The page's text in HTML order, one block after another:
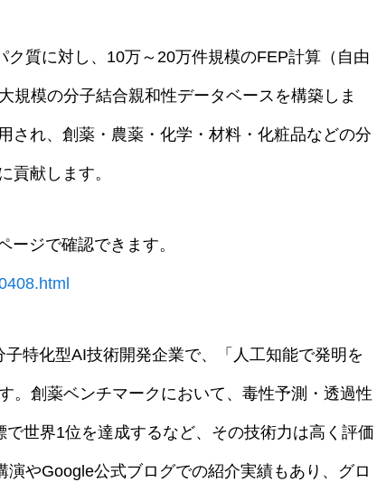
質に対し、10万～20万件規模のFEP計算（自由
規模の分子結合親和性データベースを構築しま
され、創薬・農薬・化学・材料・化粧品などの分
貢献します。
ージで確認できます。
特化型AI技術開発企業で、「人工知能で発明を
。創薬ベンチマークにおいて、毒性予測・透過性
世界1位を達成するなど、その技術力は高く評価
やGoogle公式ブログでの紹介実績もあり、グロ